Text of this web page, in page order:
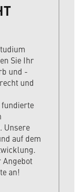
Sie Ihr
und -
und
Unsere
auf dem
an!